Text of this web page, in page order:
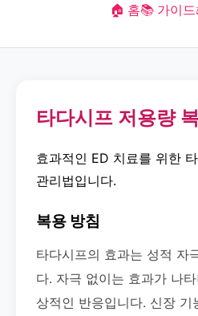
🏠 홈📚 가이드
타다시프 저용량
효과적인 ED 치료를 위한
관리법입니다.
복용 방침
타다시프의 효과는 성적 자
다. 자극 없이는 효과가 나
상적인 반응입니다. 신장